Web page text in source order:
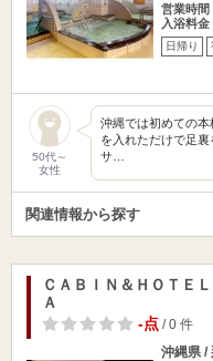
営業時間
入浴料金
日帰り
50代～
女性
沖縄では初めての
を入れただけで足
サ…
関連情報から探す
ＣＡＢＩＮ＆ＨＯＴ
Ａ
-点/ 0 件
沖縄県 /